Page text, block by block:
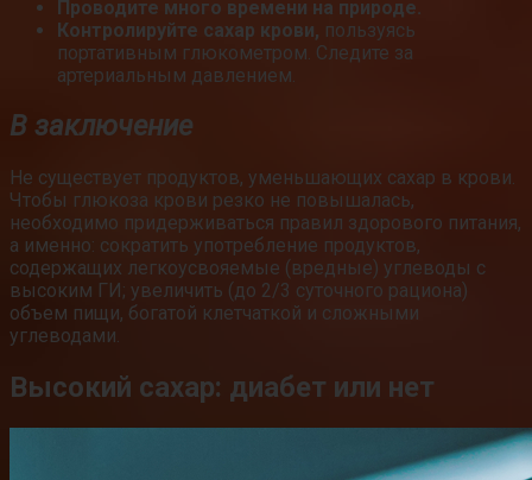
Проводите много времени на природе.
Контролируйте сахар крови, пользуясь
портативным глюкометром. Следите за
артериальным давлением.
В заключение
Не существует продуктов, уменьшающих сахар в крови.
Чтобы глюкоза крови резко не повышалась,
необходимо придерживаться правил здорового питания,
а именно: сократить употребление продуктов,
содержащих легкоусвояемые (вредные) углеводы с
высоким ГИ; увеличить (до 2/3 суточного рациона)
объем пищи, богатой клетчаткой и сложными
углеводами.
Высокий сахар: диабет или нет